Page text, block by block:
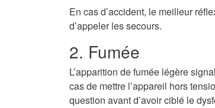
En cas d’accident, le meilleur
d’appeler les secours.
2. Fumée
L’apparition de fumée légère
cas de mettre l’appareil hors
question avant d’avoir ciblé le